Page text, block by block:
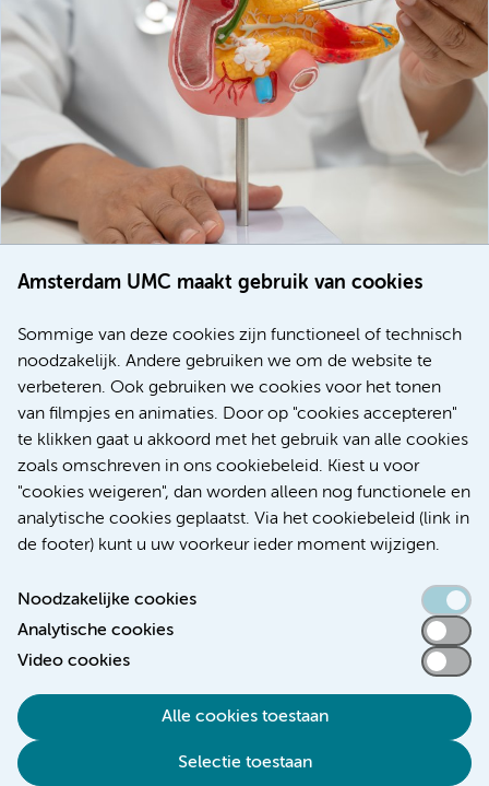
Amsterdam UMC maakt gebruik van cookies
Sommige van deze cookies zijn functioneel of technisch
noodzakelijk. Andere gebruiken we om de website te
verbeteren. Ook gebruiken we cookies voor het tonen
van filmpjes en animaties. Door op "cookies accepteren"
te klikken gaat u akkoord met het gebruik van alle cookies
zoals omschreven in ons cookiebeleid. Kiest u voor
"cookies weigeren", dan worden alleen nog functionele en
analytische cookies geplaatst. Via het cookiebeleid (link in
de footer) kunt u uw voorkeur ieder moment wijzigen.
Noodzakelijke cookies
Analytische cookies
Video cookies
Alle cookies toestaan
Selectie toestaan
voor patiënten met alvleesklierkanker verbeteren
Kanker Internationaal
Meer
Toegankelijkheidsverklaring
Algemene privacyverklaring